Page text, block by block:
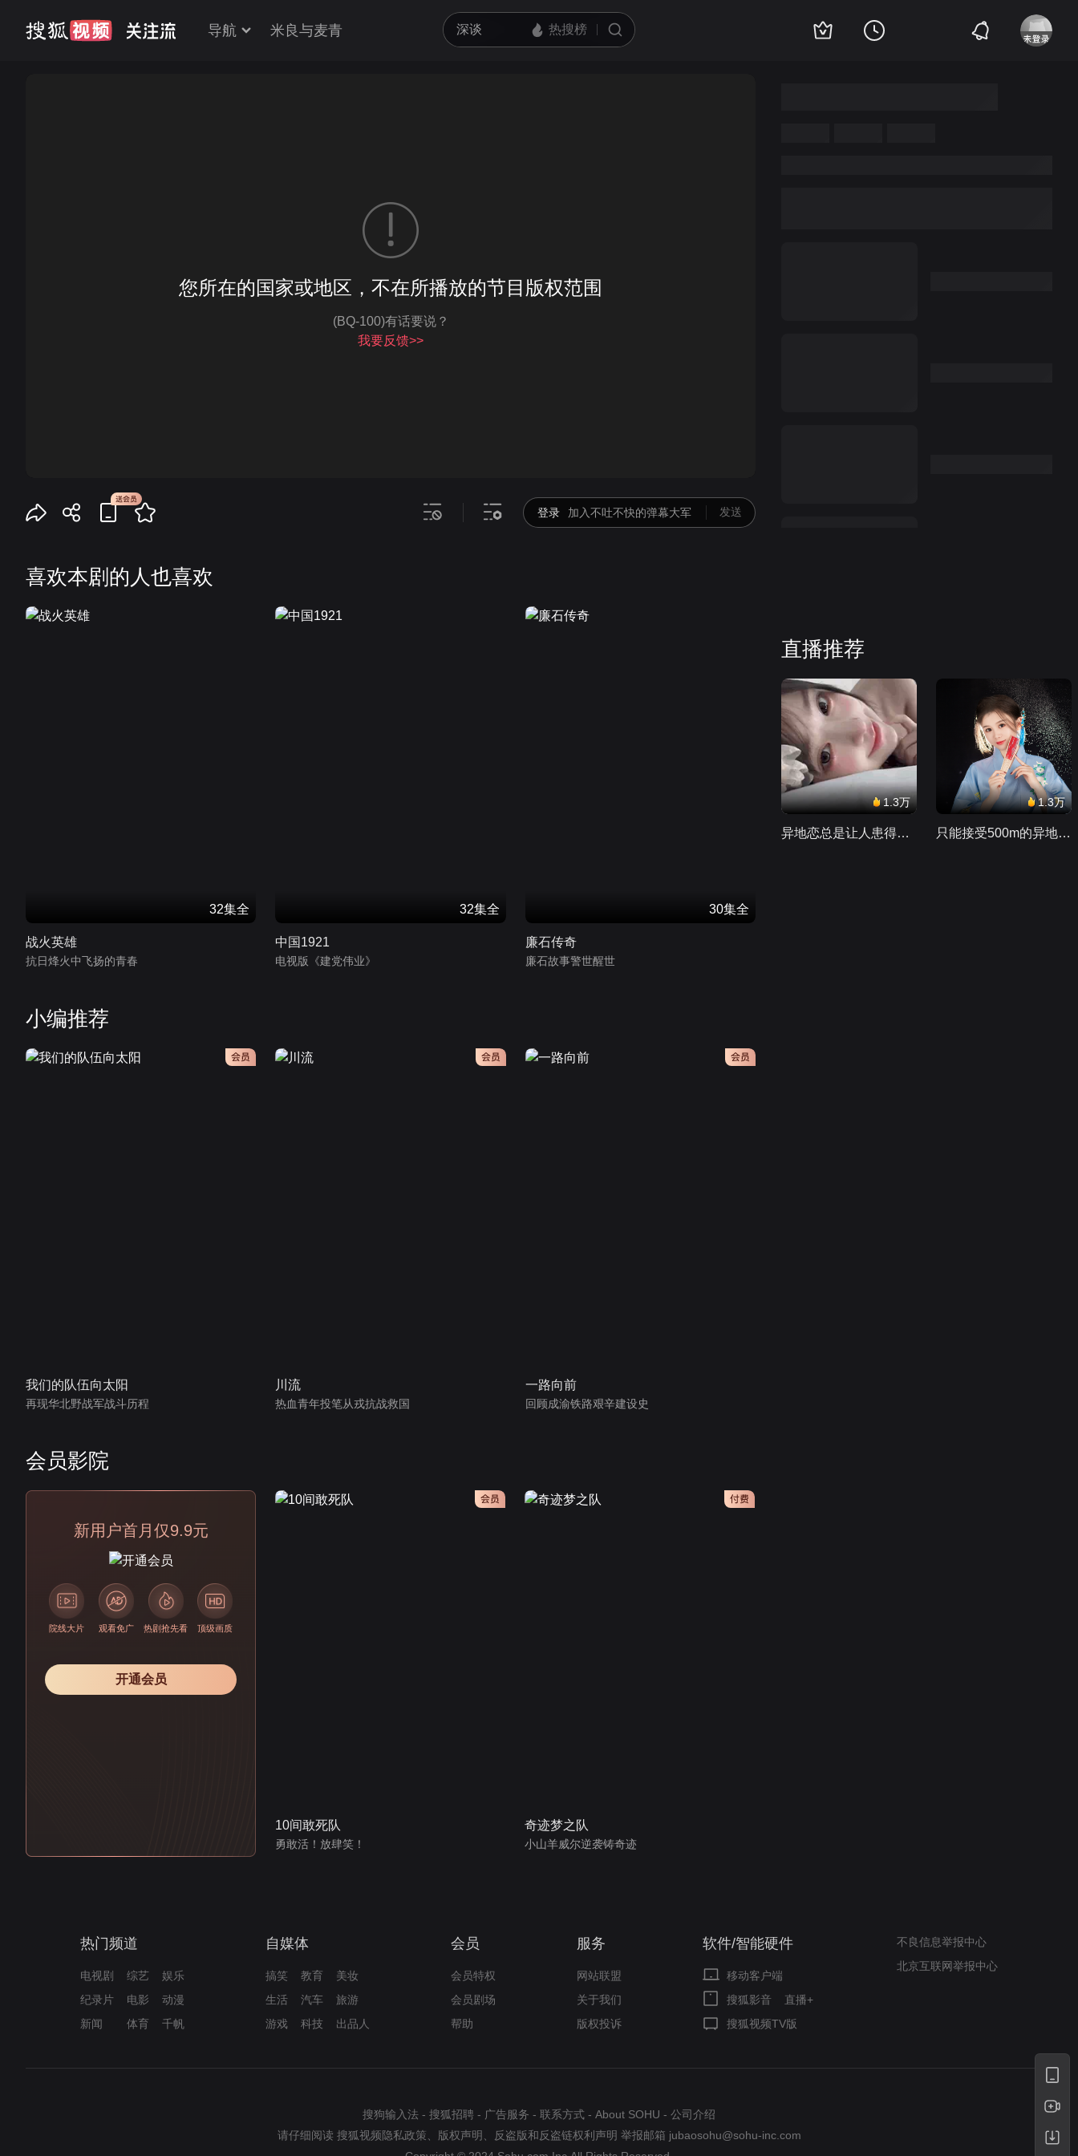
导航 米良与麦青
您所在的国家或地区，不在所播放的节目版权范围
(BQ-100)有话要说？
我要反馈>>
亮度
登录 加入不吐不快的弹幕大军 发送
喜欢本剧的人也喜欢
32集全
战火英雄
抗日烽火中飞扬的青春
32集全
中国1921
电视版《建党伟业》
30集全
廉石传奇
廉石故事警世醒世
小编推荐
会员
我们的队伍向太阳
再现华北野战军战斗历程
川流
热血青年投笔从戎抗战救国
会员
一路向前
回顾成渝铁路艰辛建设史
会员影院
新用户首月仅9.9元
院线大片 观看免广 热剧抢先看 顶级画质
开通会员
会员
10间敢死队
勇敢活！放肆笑！
奇迹梦之队
小山羊威尔逆袭铸奇迹
直播推荐
1.3万
异地恋总是让人患得患失。。。
1.3万
只能接受500m的异地恋，电动车没电了......
热门频道
电视剧 综艺
娱乐
纪录片
电影
动漫
新闻
体育 千帆
自媒体
搞笑 教育
美妆
生活
汽车
旅游
游戏
科技 出品人
会员
会员特权
会员剧场
帮助
服务
网站联盟
关于我们
版权投诉
软件/智能硬件
移动客户端
搜狐影音
直播+
搜狐视频TV版
不良信息举报中心
北京互联网举报中心
搜狗输入法 - 搜狐招聘 - 广告服务 - 联系方式 - About SOHU - 公司介绍
请仔细阅读 搜狐视频隐私政策 版权声明 反盗版和反盗链权利声明 举报邮箱 jubaosohu@sohu-inc.com